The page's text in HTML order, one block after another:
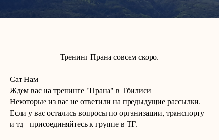
Тренинг Прана совсем скоро.
Сат Нам
Ждем вас на тренинге "Прана" в Тбилиси
Некоторые из вас не ответили на предыдущие рассылки.
Если у вас остались вопросы по организации, транспорту
и тд - присоединяйтесь к группе в ТГ.